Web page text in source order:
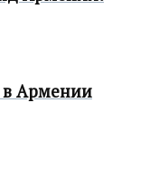
в Армении